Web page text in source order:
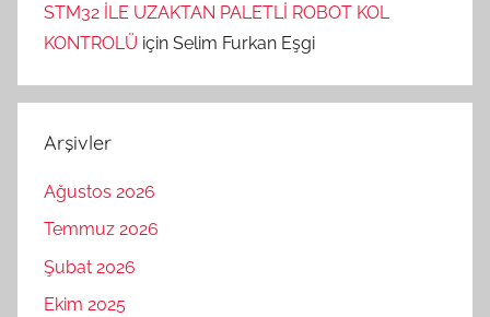
STM32 İLE UZAKTAN PALETLİ ROBOT KOL
KONTROLÜ için Selim Furkan Eşgi
Arşivler
Ağustos 2026
Temmuz 2026
Şubat 2026
Ekim 2025